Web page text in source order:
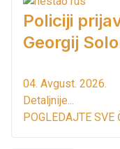
Policiji
Georgij
04. Avgust. 2026.
Detaljnije...
POGLEDAJTE SVE